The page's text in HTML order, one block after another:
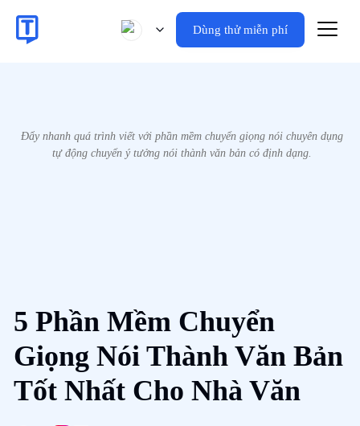
Dùng thử miễn phí
Đẩy nhanh quá trình viết với phần mềm chuyển giọng nói chuyên dụng
tự động chuyển ý tưởng nói thành văn bản có định dạng.
5 Phần Mềm Chuyển
Giọng Nói Thành Văn Bản
Tốt Nhất Cho Nhà Văn